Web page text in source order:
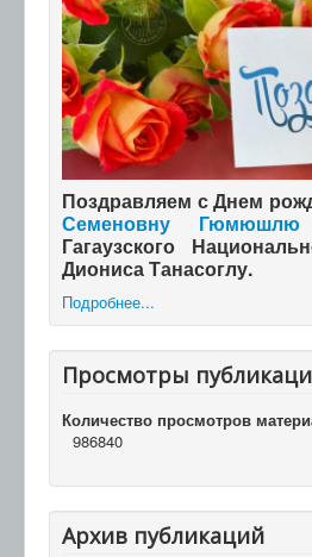
Поздравляем с Днем
Семеновну Гюмюшлю
Гагаузского
Диониса Танасоглу.
Подробнее...
Просмотры
Количество просмотров
986840
Архив публикаций